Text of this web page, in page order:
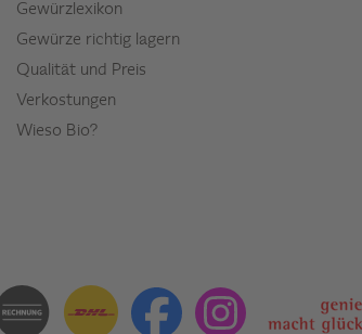
Gewürzlexikon
Gewürze richtig lagern
Qualität und Preis
Verkostungen
Wieso Bio?